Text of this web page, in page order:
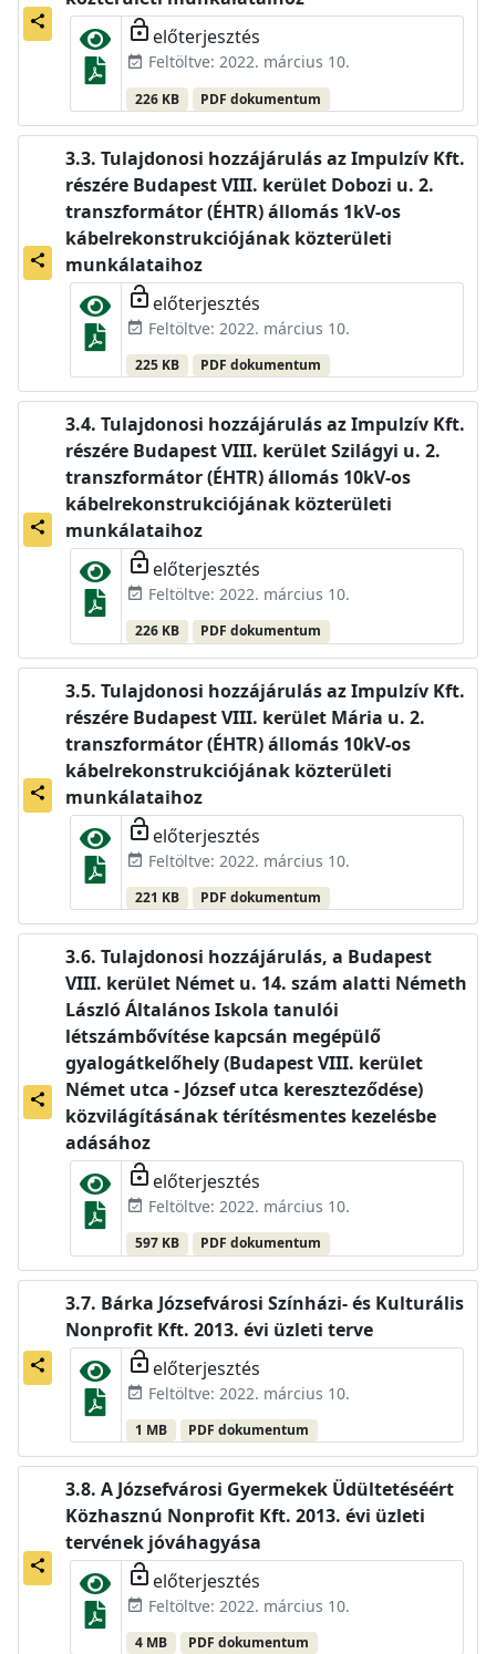
share lock_open előterjesztés
event_available Feltöltve: 2022. március 10.
226 KB PDF dokumentum
share
Tulajdonosi hozzájárulás az Impulzív Kft.
részére Budapest VIII. kerület Dobozi u. 2.
transzformátor (ÉHTR) állomás 1kV-os
kábelrekonstrukciójának közterületi
munkálataihoz
lock_open előterjesztés
event_available Feltöltve: 2022. március 10.
225 KB PDF dokumentum
share
Tulajdonosi hozzájárulás az Impulzív Kft.
részére Budapest VIII. kerület Szilágyi u. 2.
transzformátor (ÉHTR) állomás 10kV-os
kábelrekonstrukciójának közterületi
munkálataihoz
lock_open előterjesztés
event_available Feltöltve: 2022. március 10.
226 KB PDF dokumentum
share
Tulajdonosi hozzájárulás az Impulzív Kft.
részére Budapest VIII. kerület Mária u. 2.
transzformátor (ÉHTR) állomás 10kV-os
kábelrekonstrukciójának közterületi
munkálataihoz
lock_open előterjesztés
event_available Feltöltve: 2022. március 10.
221 KB PDF dokumentum
share
Tulajdonosi hozzájárulás, a Budapest
VIII. kerület Német u. 14. szám alatti Németh
László Általános Iskola tanulói
létszámbővítése kapcsán megépülő
gyalogátkelőhely (Budapest VIII. kerület
Német utca - József utca kereszteződése)
közvilágításának térítésmentes kezelésbe
adásához
lock_open előterjesztés
event_available Feltöltve: 2022. március 10.
597 KB PDF dokumentum
share
Bárka Józsefvárosi Színházi- és Kulturális
Nonprofit Kft. 2013. évi üzleti terve
lock_open előterjesztés
event_available Feltöltve: 2022. március 10.
1 MB PDF dokumentum
share
A Józsefvárosi Gyermekek Üdültetéséért
Közhasznú Nonprofit Kft. 2013. évi üzleti
tervének jóváhagyása
lock_open előterjesztés
event_available Feltöltve: 2022. március 10.
4 MB PDF dokumentum